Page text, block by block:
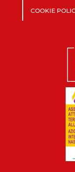
COOKIE